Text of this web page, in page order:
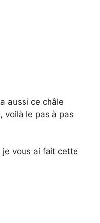
aussi ce châle
voilà le pas à pas
je vous ai fait cette